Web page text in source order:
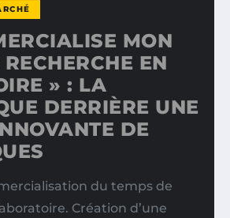
MON
EN
» : LA
DERRIÈRE UNE
DE
du temps de
Création d’une